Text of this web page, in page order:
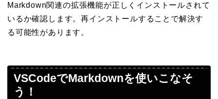
Markdown関連の拡張機能が正しくインストールされて
いるか確認します。再インストールすることで解決す
る可能性があります。
VSCodeでMarkdownを使いこなそ
う！